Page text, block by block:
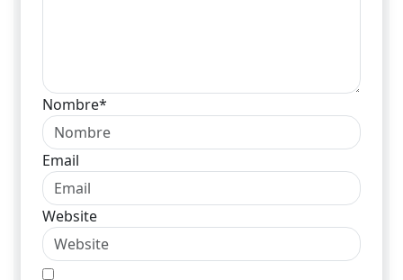
Nombre*
Email
Website